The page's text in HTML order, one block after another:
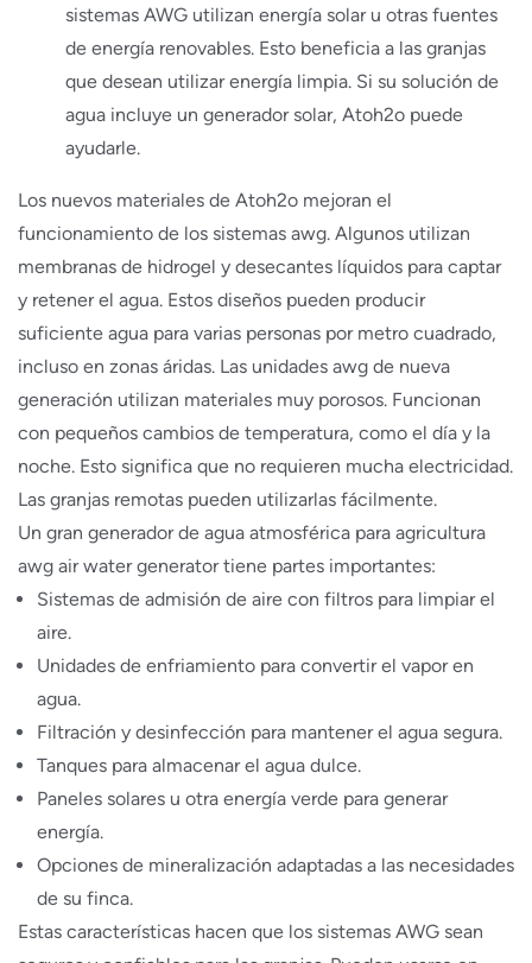
sistemas AWG utilizan energía solar u otras fuentes
de energía renovables. Esto beneficia a las granjas
que desean utilizar energía limpia. Si su solución de
agua incluye un generador solar, Atoh2o puede
ayudarle.
Los nuevos materiales de Atoh2o mejoran el
funcionamiento de los sistemas awg. Algunos utilizan
membranas de hidrogel y desecantes líquidos para captar
y retener el agua. Estos diseños pueden producir
suficiente agua para varias personas por metro cuadrado,
incluso en zonas áridas. Las unidades awg de nueva
generación utilizan materiales muy porosos. Funcionan
con pequeños cambios de temperatura, como el día y la
noche. Esto significa que no requieren mucha electricidad.
Las granjas remotas pueden utilizarlas fácilmente.
Un gran generador de agua atmosférica para agricultura
awg air water generator tiene partes importantes:
Sistemas de admisión de aire con filtros para limpiar el
aire.
Unidades de enfriamiento para convertir el vapor en
agua.
Filtración y desinfección para mantener el agua segura.
Tanques para almacenar el agua dulce.
Paneles solares u otra energía verde para generar
energía.
Opciones de mineralización adaptadas a las necesidades
de su finca.
Estas características hacen que los sistemas AWG sean